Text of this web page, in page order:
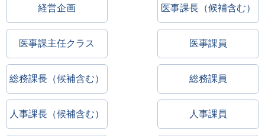
経営企画 医事課長（候補含む）
医事課主任クラス 医事課員
総務課長（候補含む） 総務課員
人事課長（候補含む） 人事課員